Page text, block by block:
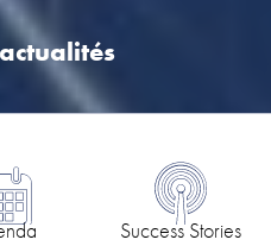
Success Stories